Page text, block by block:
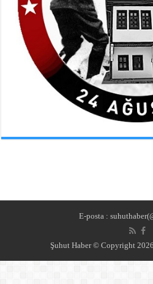
E-posta :
Şuhut Haber © Copyright